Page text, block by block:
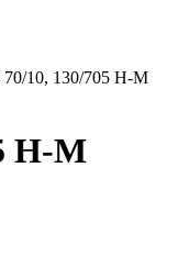
10, 130/705 H-M
H-M